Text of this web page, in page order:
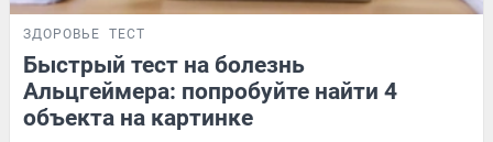
ЗДОРОВЬЕ ТЕСТ
Быстрый тест на болезнь
Альцгеймера: попробуйте найти 4
объекта на картинке